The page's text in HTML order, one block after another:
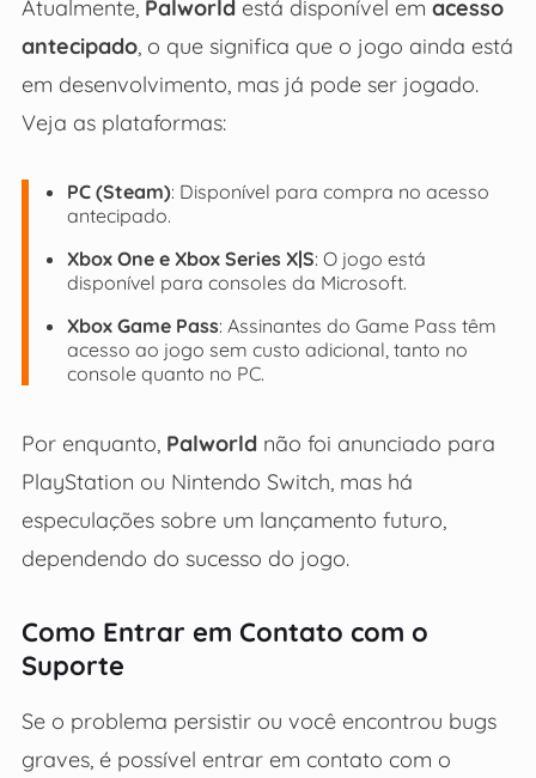
Atualmente, Palworld está disponível em acesso
antecipado, o que significa que o jogo ainda está
em desenvolvimento, mas já pode ser jogado.
Veja as plataformas:
PC (Steam): Disponível para compra no acesso
antecipado.
Xbox One e Xbox Series X|S: O jogo está
disponível para consoles da Microsoft.
Xbox Game Pass: Assinantes do Game Pass têm
acesso ao jogo sem custo adicional, tanto no
console quanto no PC.
Por enquanto, Palworldnão foi anunciado para
PlayStation ou Nintendo Switch, mas há
especulações sobre um lançamento futuro,
dependendo do sucesso do jogo.
Como Entrar em Contato com o
Suporte
Se o problema persistir ou você encontrou bugs
graves, é possível entrar em contato com o